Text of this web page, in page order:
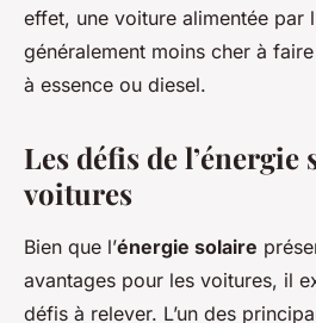
effet, une voiture alimentée par
généralement moins cher à
à essence ou diesel.
Les défis de
voitures
Bien que l’énergie solaire
avantages pour les voitures, il
défis à relever. L’un des